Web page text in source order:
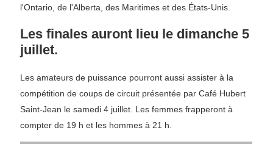
l'Ontario, de l'Alberta, des Maritimes et des États-Unis.
Les finales auront lieu le dimanche 5
juillet.
Les amateurs de puissance pourront aussi assister à la
compétition de coups de circuit présentée par Café Hubert
Saint-Jean le samedi 4 juillet. Les femmes frapperont à
compter de 19 h et les hommes à 21 h.